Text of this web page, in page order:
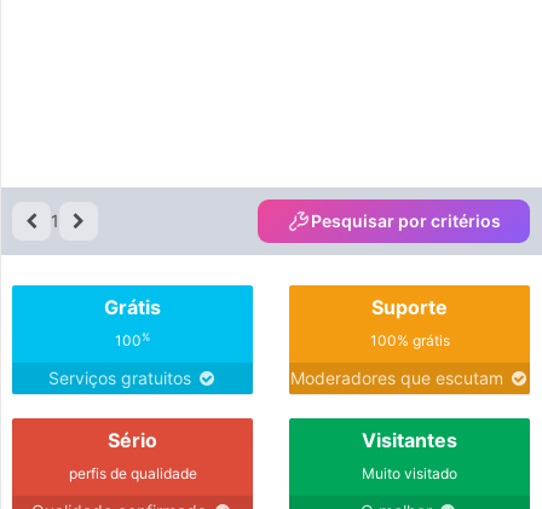
1 Pesquisar por critérios
Grátis
100%
Serviços gratuitos
Suporte
100% grátis
Moderadores que escutam
Sério
perfis de qualidade
Visitantes
Muito visitado